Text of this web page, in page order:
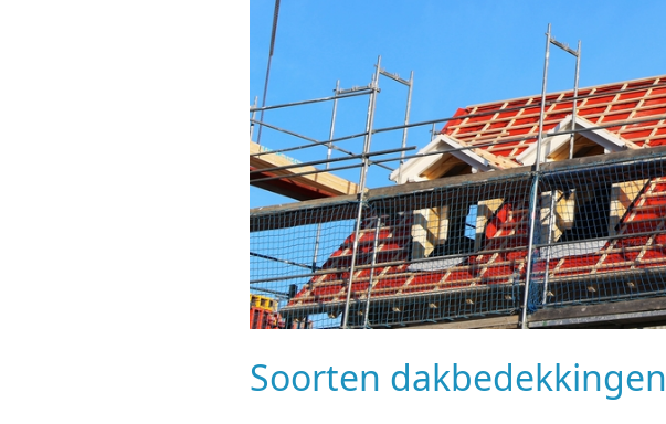
Soorten dakbedekkingen